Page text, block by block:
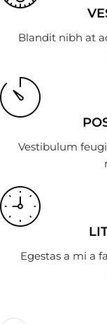
Blandit nibh at
Vestibulum
Egestas a mi a